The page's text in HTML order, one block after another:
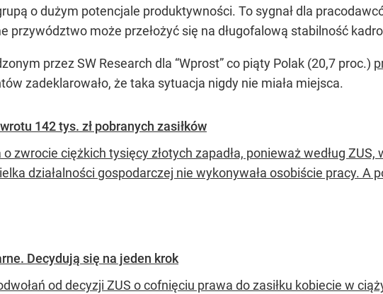
o dużym potencjale produktywności. To sygnał dla
przywództwo może przełożyć się na długofalową stabilność
przez SW Research dla “Wprost” co piąty Polak (20,7 proc.)
zadeklarowało, że taka sytuacja nigdy nie miała miejsca.
142 tys. zł pobranych zasiłków
o zwrocie ciężkich tysięcy złotych zapadła, ponieważ według
działalności gospodarczej nie wykonywała osobiście pracy. A
Decydują się na jeden krok
od decyzji ZUS o cofnięciu prawa do zasiłku kobiecie w